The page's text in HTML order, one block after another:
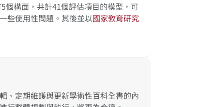
個構面，共計41個評估項目的模型，可
些使用性問題。其後並以國家教育研究
、定期維護與更新學術性百科全書的內